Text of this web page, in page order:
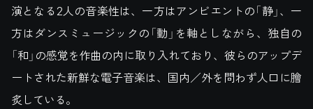
演となる2人の音楽性は、一方はアンビエントの「静」、一
方はダンスミュージックの「動」を軸としながら、独自の
「和」の感覚を作曲の内に取り入れており、彼らのアップデ
ートされた新鮮な電子音楽は、国内／外を問わず人口に膾
炙している。